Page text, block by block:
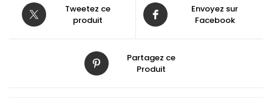
Tweetez ce
produit
Envoyez sur
Facebook
Partagez ce
Produit